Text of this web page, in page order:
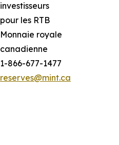
investisseurs
pour les RTB
Monnaie royale
canadienne
1-866-677-1477
reserves@mint.ca